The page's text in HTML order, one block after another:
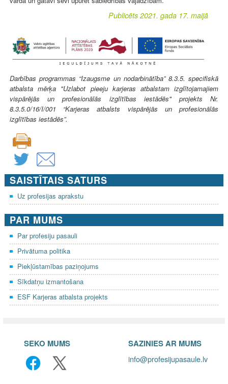
Publicēts 2021. gada 17. maijā
Darbības programmas “Izaugsme un nodarbinātība” 8.3.5. specifiskā
atbalsta mērķa "Uzlabot pieeju karjeras atbalstam izglītojamajiem
vispārējās un profesionālās izglītības iestādēs" projekts Nr.
8.3.5.0/16/I/001 “Karjeras atbalsts vispārējās un profesionālās
izglītības iestādēs”.
SAISTĪTAIS SATURS
Uz profesijas aprakstu
PAR MUMS
Par profesiju pasauli
Privātuma politika
Piekļūstamības paziņojums
Sīkdatņu izmantošana
ESF Karjeras atbalsta projekts
SEKO MUMS SAZINIES AR MUMS
info@profesijupasaule.lv